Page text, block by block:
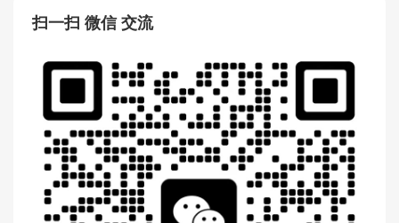
扫一扫 微信 交流